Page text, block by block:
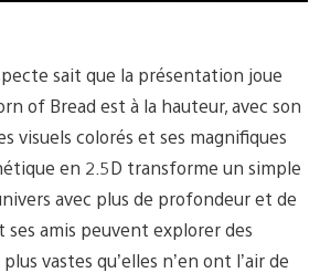
sait que la présentation joue
of Bread est à la hauteur, avec son
visuels colorés et ses magnifiques
en 2.5D transforme un simple
avec plus de profondeur et de
amis peuvent explorer des
vastes qu’elles n’en ont l’air de